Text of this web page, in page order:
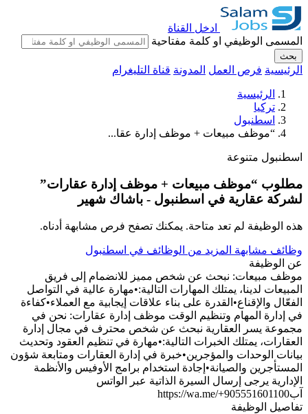
ادخل القناة
المسمى الوظيفي او كلمة مفتاحية
بحث
الرئيسية فرص العمل المدونة قناة التليغرام
الرئيسية
تركيا
اسطنبول
“موظف مبيعات + موظف إدارة عقا...
اسطنبول متنوعة
مطلوب “موظف مبيعات + موظف إدارة عقارات”
لشركة عقارية في اسطنبول - باشاك شهير
هذه الوظيفة لم تعد متاحة. يمكنك تصفح فرص مشابهة أدناه.
وظائف مشابهة المزيد من الوظائف في اسطنبول
عن الوظيفة
موظف مبيعات: نبحث عن شخص مميز للانضمام إلى فريق
المبيعات لدينا، يمتلك المهارات التالية:•مهارة عالية في التواصل
الفعّال والإقناع•القدرة على بناء علاقات إيجابية مع العملاء•كفاءة
في إدارة المهام وتنظيم الوقت موظف إدارة عقارات: نحن في
مجموعة يسر العقارية نبحث عن شخص محترف في مجال إدارة
العقارات، يمتلك الخبرات التالية:•مهارة في تنظيم العقود وتحديث
بيانات الوحدات والمؤجرين•خبرة في إدارة العقارات ومتابعة شؤون
المستأجرين والصيانة•إجادة استخدام برامج الأوفيس والأنظمة
الإدارية يرجى إرسال السيرة الذاتية عبر الواتس
آبhttps://wa.me/+905551601100
تفاصيل الوظيفة